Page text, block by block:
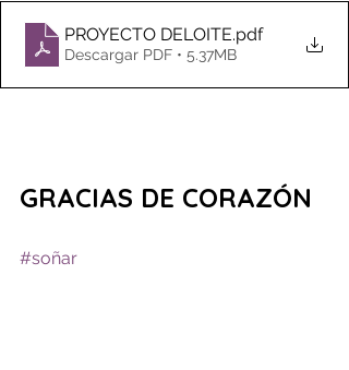
PROYECTO DELOITE.pdf
Descargar PDF • 5.37MB
GRACIAS DE CORAZÓN
#soñar